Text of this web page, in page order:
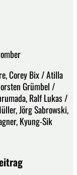
Corey Bix / Atilla
Grümbel /
Ralf Lukas /
Jörg Sabrowski,
Kyung-Sik